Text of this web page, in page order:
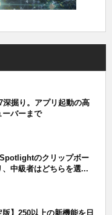
掘り。アプリ起動の高
ーバーまで
Spotlightのクリップボー
、中級者はどちらを選...
版】250以上の新機能を日